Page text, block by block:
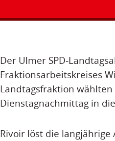
Der Ulmer SPD-
Fraktionsarbeitskreises
Landtagsfraktion
Dienstagnachmittag in
Rivoir löst die